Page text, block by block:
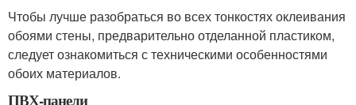
Чтобы лучше разобраться во всех тонкостях оклеивания
обоями стены, предварительно отделанной пластиком,
следует ознакомиться с техническими особенностями
обоих материалов.
ПВХ-панели